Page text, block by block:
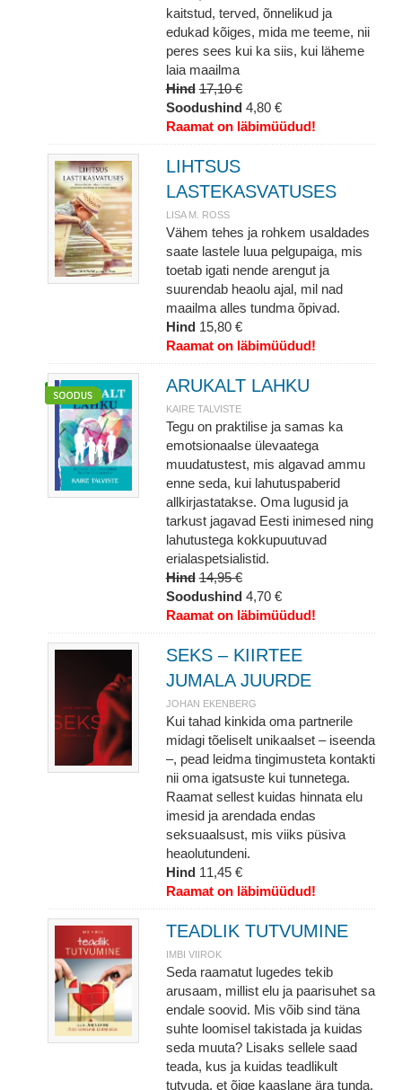
kaitstud, terved, õnnelikud ja
edukad kõiges, mida me teeme, nii
peres sees kui ka siis, kui läheme
laia maailma
Hind 17,10 €
Soodushind 4,80 €
Raamat on läbimüüdud!
LIHTSUS
LASTEKASVATUSES
LISA M. ROSS
Vähem tehes ja rohkem usaldades
saate lastele luua pelgupaiga, mis
toetab igati nende arengut ja
suurendab heaolu ajal, mil nad
maailma alles tundma õpivad.
Hind 15,80 €
Raamat on läbimüüdud!
ARUKALT LAHKU
KAIRE TALVISTE
Tegu on praktilise ja samas ka
emotsionaalse ülevaatega
muudatustest, mis algavad ammu
enne seda, kui lahutuspaberid
allkirjastatakse. Oma lugusid ja
tarkust jagavad Eesti inimesed ning
lahutustega kokkupuutuvad
erialaspetsialistid.
Hind 14,95 €
Soodushind 4,70 €
Raamat on läbimüüdud!
SEKS – KIIRTEE
JUMALA JUURDE
JOHAN EKENBERG
Kui tahad kinkida oma partnerile
midagi tõeliselt unikaalset – iseenda
–, pead leidma tingimusteta kontakti
nii oma igatsuste kui tunnetega.
Raamat sellest kuidas hinnata elu
imesid ja arendada endas
seksuaalsust, mis viiks püsiva
heaolutundeni.
Hind 11,45 €
Raamat on läbimüüdud!
TEADLIK TUTVUMINE
IMBI VIIROK
Seda raamatut lugedes tekib
arusaam, millist elu ja paarisuhet sa
endale soovid. Mis võib sind täna
suhte loomisel takistada ja kuidas
seda muuta? Lisaks sellele saad
teada, kus ja kuidas teadlikult
tutvuda, et õige kaaslane ära tunda.